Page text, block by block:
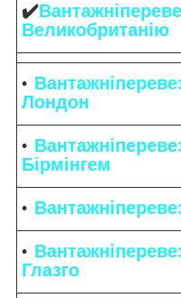
✔️
Великобританію
Лондон
Бірмінгем
Глазго